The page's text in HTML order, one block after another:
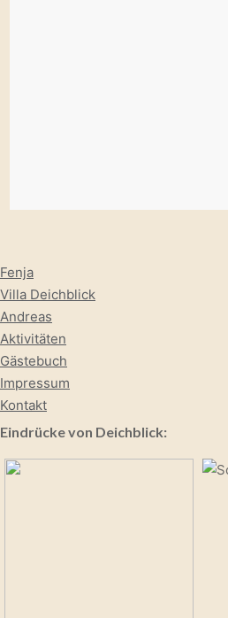
Fenja
Villa Deichblick
Andreas
Aktivitäten
Gästebuch
Impressum
Kontakt
Eindrücke von Deichblick: